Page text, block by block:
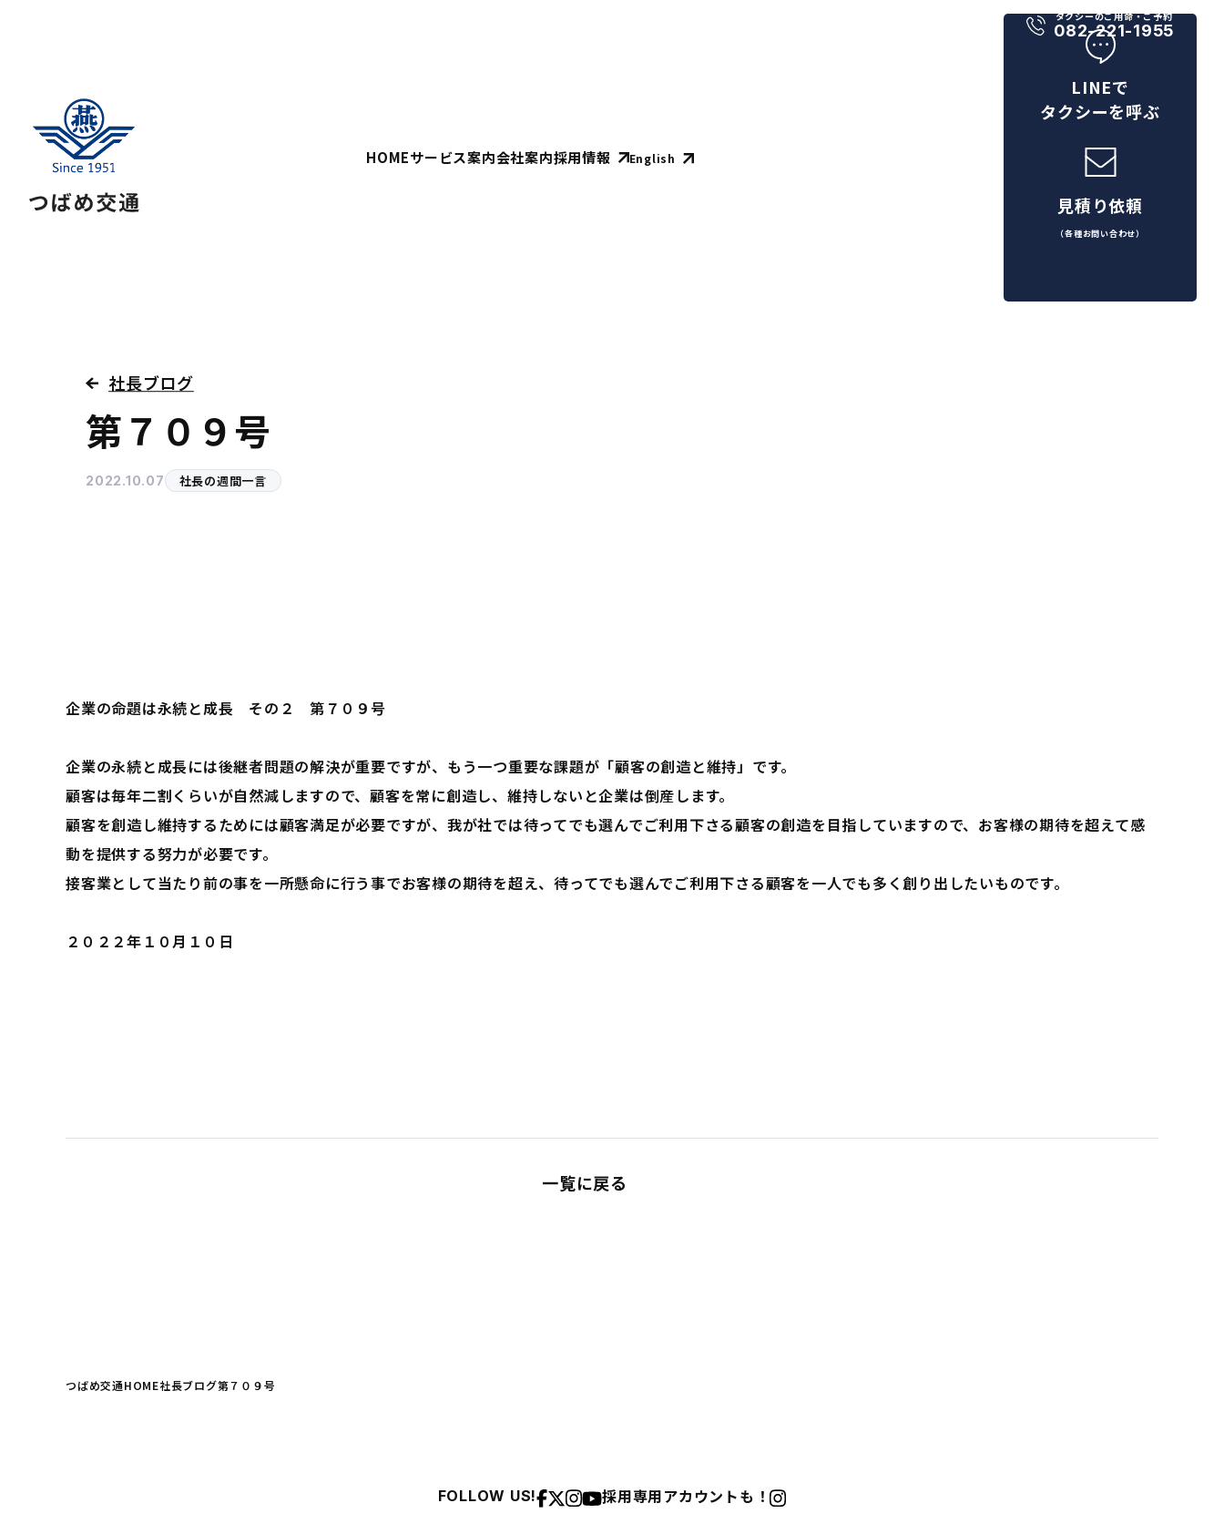
HOMEサービス案内会社案内採用情報 English
タクシーのご用命・ご予約
082-221-1955
LINEで
タクシーを呼ぶ
見積り依頼
（各種お問い合わせ）
社長ブログ
第７０９号
2022.10.07 社長の週間一言
企業の命題は永続と成長 その２ 第７０９号
企業の永続と成長には後継者問題の解決が重要ですが、もう一つ重要な課題が「顧客の創造と維持」です。
顧客は毎年二割くらいが自然減しますので、顧客を常に創造し、維持しないと企業は倒産します。
顧客を創造し維持するためには顧客満足が必要ですが、我が社では待ってでも選んでご利用下さる顧客の創造を目指していますので、お客様の期待を超えて感
動を提供する努力が必要です。
接客業として当たり前の事を一所懸命に行う事でお客様の期待を超え、待ってでも選んでご利用下さる顧客を一人でも多く創り出したいものです。
２０２２年１０月１０日
一覧に戻る
つばめ交通HOME社長ブログ第７０９号
FOLLOW US! 採用専用アカウントも！